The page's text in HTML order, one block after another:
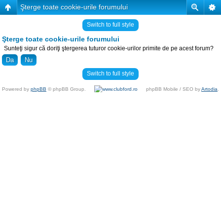
Şterge toate cookie-urile forumului
Switch to full style
Şterge toate cookie-urile forumului
Sunteţi sigur că doriţi ştergerea tuturor cookie-urilor primite de pe acest forum?
Switch to full style
Powered by phpBB © phpBB Group. phpBB Mobile / SEO byArtodia